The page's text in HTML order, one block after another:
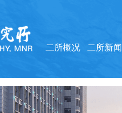
二所概况 二所新闻